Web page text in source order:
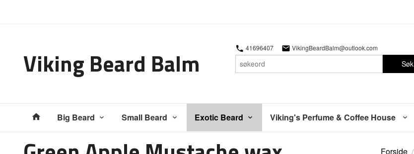
Viking Beard Balm 41696407 VikingBeardBalm@outlook.com
Søk
Produkter
Big Beard Small Beard Exotic Beard Viking's Perfume & Coffee House
Forside